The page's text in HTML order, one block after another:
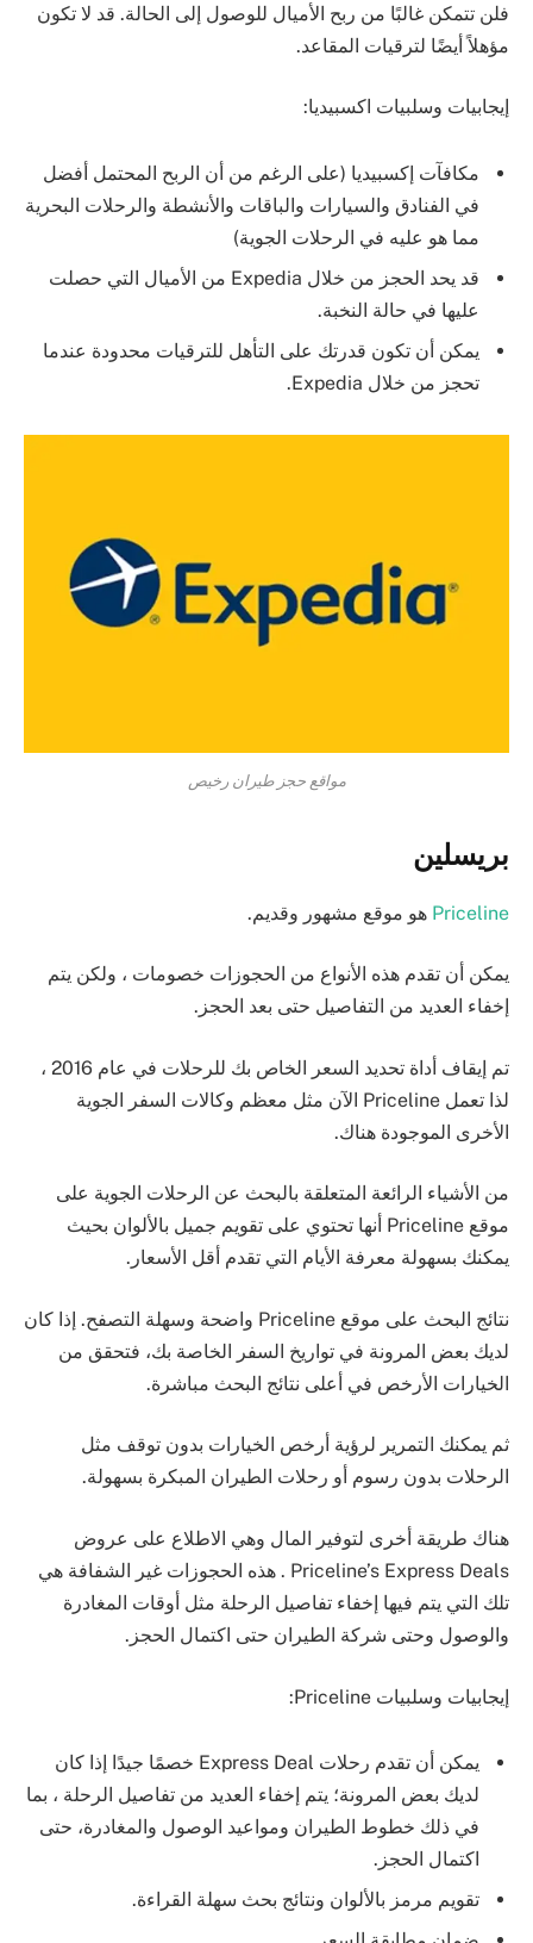
فلن تتمكن غالبًا من ربح الأميال للوصول إلى الحالة. قد لا تكون
مؤهلاً أيضًا لترقيات المقاعد.
إيجابيات وسلبيات اكسبيديا:
مكافآت إكسبيديا (على الرغم من أن الربح المحتمل أفضل
في الفنادق والسيارات والباقات والأنشطة والرحلات البحرية
مما هو عليه في الرحلات الجوية)
قد يحد الحجز من خلال Expedia من الأميال التي حصلت
عليها في حالة النخبة.
يمكن أن تكون قدرتك على التأهل للترقيات محدودة عندما
تحجز من خلال Expedia.
مواقع حجز طيران رخيص
بريسلين
Priceline هو موقع مشهور وقديم.
يمكن أن تقدم هذه الأنواع من الحجوزات خصومات ، ولكن يتم
إخفاء العديد من التفاصيل حتى بعد الحجز.
تم إيقاف أداة تحديد السعر الخاص بك للرحلات في عام 2016 ،
لذا تعمل Priceline الآن مثل معظم وكالات السفر الجوية
الأخرى الموجودة هناك.
من الأشياء الرائعة المتعلقة بالبحث عن الرحلات الجوية على
موقع Priceline أنها تحتوي على تقويم جميل بالألوان بحيث
يمكنك بسهولة معرفة الأيام التي تقدم أقل الأسعار.
نتائج البحث على موقع Priceline واضحة وسهلة التصفح. إذا كان
لديك بعض المرونة في تواريخ السفر الخاصة بك، فتحقق من
الخيارات الأرخص في أعلى نتائج البحث مباشرة.
ثم يمكنك التمرير لرؤية أرخص الخيارات بدون توقف مثل
الرحلات بدون رسوم أو رحلات الطيران المبكرة بسهولة.
هناك طريقة أخرى لتوفير المال وهي الاطلاع على عروض
Priceline’s Express Deals . هذه الحجوزات غير الشفافة هي
تلك التي يتم فيها إخفاء تفاصيل الرحلة مثل أوقات المغادرة
والوصول وحتى شركة الطيران حتى اكتمال الحجز.
إيجابيات وسلبيات Priceline:
يمكن أن تقدم رحلات Express Deal خصمًا جيدًا إذا كان
لديك بعض المرونة؛ يتم إخفاء العديد من تفاصيل الرحلة ، بما
في ذلك خطوط الطيران ومواعيد الوصول والمغادرة، حتى
اكتمال الحجز.
تقويم مرمز بالألوان ونتائج بحث سهلة القراءة.